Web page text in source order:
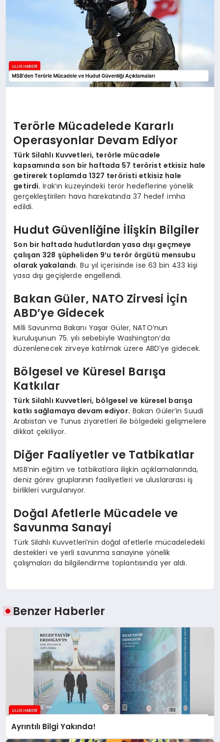
Terörle Mücadelede Kararlı
Operasyonlar Devam Ediyor
Türk Silahlı Kuvvetleri, terörle mücadele
kapsamında son bir haftada 57 terörist etkisiz hale
getirerek toplamda 1327 teröristi etkisiz hale
getirdi. Irak’ın kuzeyindeki terör hedeflerine yönelik
gerçekleştirilen hava harekatında 37 hedef imha
edildi.
Hudut Güvenliğine İlişkin Bilgiler
Son bir haftada hudutlardan yasa dışı geçmeye
çalışan 328 şüpheliden 9’u terör örgütü mensubu
olarak yakalandı. Bu yıl içerisinde ise 63 bin 433 kişi
yasa dışı geçişlerde engellendi.
Bakan Güler, NATO Zirvesi İçin
ABD’ye Gidecek
Milli Savunma Bakanı Yaşar Güler, NATO’nun
kuruluşunun 75. yılı sebebiyle Washington’da
düzenlenecek zirveye katılmak üzere ABD’ye gidecek.
Bölgesel ve Küresel Barışa
Katkılar
Türk Silahlı Kuvvetleri, bölgesel ve küresel barışa
katkı sağlamaya devam ediyor. Bakan Güler’in Suudi
Arabistan ve Tunus ziyaretleri ile bölgedeki gelişmelere
dikkat çekiliyor.
Diğer Faaliyetler ve Tatbikatlar
MSB’nin eğitim ve tatbikatlara ilişkin açıklamalarında,
deniz görev gruplarının faaliyetleri ve uluslararası iş
birlikleri vurgulanıyor.
Doğal Afetlerle Mücadele ve
Savunma Sanayi
Türk Silahlı Kuvvetleri’nin doğal afetlerle mücadeledeki
destekleri ve yerli savunma sanayine yönelik
çalışmaları da bilgilendirme toplantısında yer aldı.
Benzer Haberler
Ayrıntılı Bilgi Yakında!